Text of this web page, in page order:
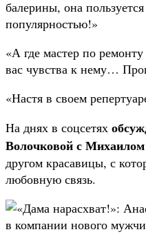
балерины, она
популярностью!»
«А где мастер по
вас чувства к нему…
«Настя в своем
На днях в соцсетях
Волочковой с
другом красавицы, с
любовную связь.